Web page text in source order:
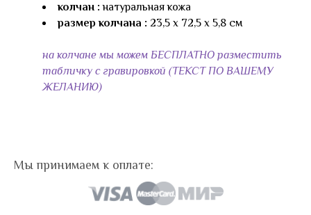
колчан : натуральная кожа
размер колчана : 23,5 х 72,5 х 5,8 см
на колчане мы можем БЕСПЛАТНО разместить
табличку с гравировкой (ТЕКСТ ПО ВАШЕМУ
ЖЕЛАНИЮ)
Мы принимаем к оплате: